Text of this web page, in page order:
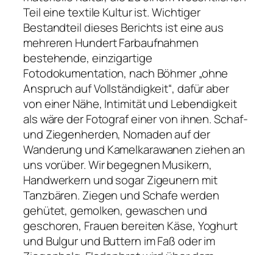
Teil eine textile Kultur ist. Wichtiger
Bestandteil dieses Berichts ist eine aus
mehreren Hundert Farbaufnahmen
bestehende, einzigartige
Fotodokumentation, nach Böhmer „ohne
Anspruch auf Vollständigkeit“, dafür aber
von einer Nähe, Intimität und Lebendigkeit
als wäre der Fotograf einer von ihnen. Schaf-
und Ziegenherden, Nomaden auf der
Wanderung und Kamelkarawanen ziehen an
uns vorüber. Wir begegnen Musikern,
Handwerkern und sogar Zigeunern mit
Tanzbären. Ziegen und Schafe werden
gehütet, gemolken, gewaschen und
geschoren, Frauen bereiten Käse, Yoghurt
und Bulgur und Buttern im Faß oder im